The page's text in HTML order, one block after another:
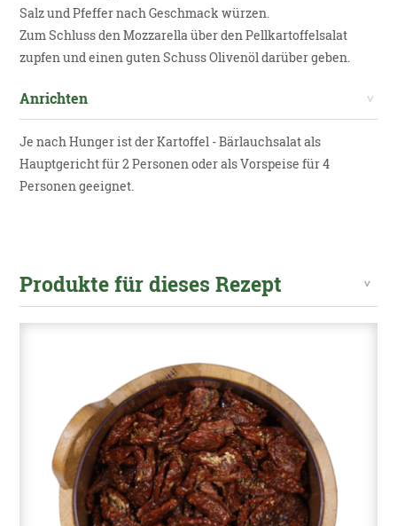
Salz und Pfeffer nach Geschmack würzen.
Zum Schluss den Mozzarella über den Pellkartoffelsalat
zupfen und einen guten Schuss Olivenöl darüber geben.
Anrichten
Je nach Hunger ist der Kartoffel - Bärlauchsalat als
Hauptgericht für 2 Personen oder als Vorspeise für 4
Personen geeignet.
Produkte für dieses Rezept